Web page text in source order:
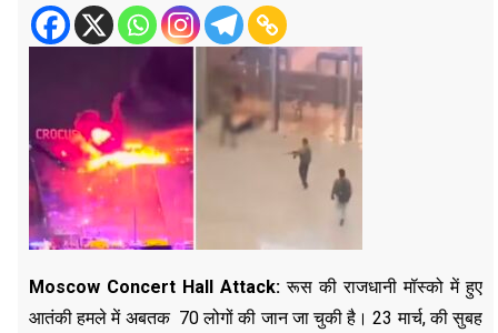
Moscow Concert Hall Attack:रूस की राजधानी मॉस्को में हुए
आतंकी हमले में अबतक 70 लोगों की जान जा चुकी है। 23 मार्च, की सुबह